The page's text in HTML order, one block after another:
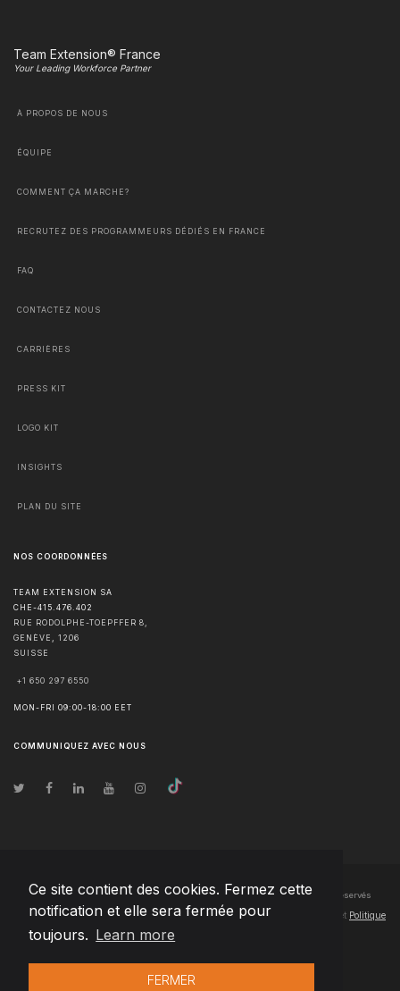
Ce site contient des cookies. Fermez cette
notification et elle sera fermée pour
toujours. Learn more
FERMER
Team Extension® France
Your Leading Workforce Partner
À PROPOS DE NOUS
ÉQUIPE
COMMENT ÇA MARCHE?
RECRUTEZ DES PROGRAMMEURS DÉDIÉS EN FRANCE
FAQ
CONTACTEZ NOUS
CARRIÈRES
PRESS KIT
LOGO KIT
INSIGHTS
PLAN DU SITE
NOS COORDONNÉES
TEAM EXTENSION SA
CHE-415.476.402
RUE RODOLPHE-TOEPFFER 8,
GENÈVE
1206
SUISSE
+1 650 297 6550
MON-FRI 09:00-18:00 EET
COMMUNIQUEZ AVEC NOUS
© Droits d'auteur2026 Team Extension SA France- Tous les droits sont réservés
Changelog● En utilisant ce site, vous acceptez nos Conditions d'utilisation et Politique
de confidentialité